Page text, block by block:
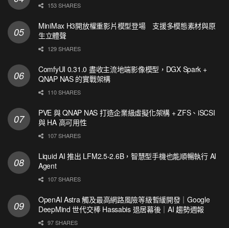
153 SHARES
MiniMax H3開放權重影片模型登場 支援多模態素材與原
生立體聲
129 SHARES
ComfyUI 0.31.0 盡收主流地端影像模型，DGX Spark +
QNAP NAS 的實戰架構
110 SHARES
PVE 與 QNAP NAS 打造企業級虛擬化架構 + ZFS、iSCSI
與 HA 高可用性
107 SHARES
Liquid AI 推出 LFM2.5-2.6B，智慧型手機也能順暢執行 AI
Agent
107 SHARES
OpenAI Astra 觸及最高網路風險等級暫緩開發｜Google
DeepMind 世代交棒 Hassabis 退居幕後｜AI 趨勢週報
97 SHARES